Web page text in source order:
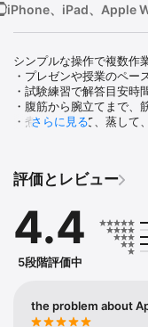
iPhone、iPad、Apple
シンプルな操作で複数作
・プレゼンや授業のペー
・試験練習で解答目安時
・腹筋から腕立てまで、
・煮て、焼いて、蒸して
・作成したタイマーをQR
・SplitViewに対応、他
・ダークモード、ライト
・タイマーは複数のタス
・進捗に合わせてタスク
・タスク進行設定を手動
・時間が足りなければ
・残り時間表示と経過時
さらに見る
評価とレビュー
4.4
5段階評価中
the problem about